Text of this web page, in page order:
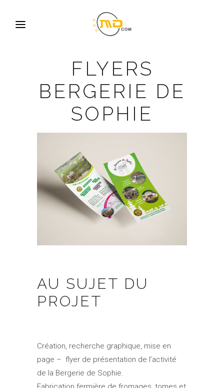
FLYERS
BERGERIE DE
SOPHIE
AU SUJET DU
PROJET
Création, recherche graphique, mise en
page – flyer de présentation de l’activité
de la Bergerie de Sophie.